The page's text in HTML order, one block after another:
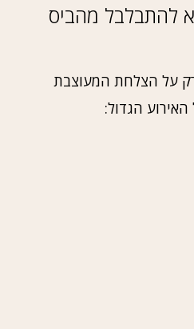
להתבלבל מהביס
על הצלחת המעוצבת
הגדול: